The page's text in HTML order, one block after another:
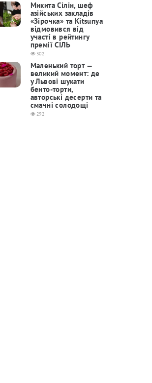
Микита Сілін, шеф
азійських закладів
«Зірочка» та Kitsunya
відмовився від
участі в рейтингу
премії СІЛЬ
302
Маленький торт —
великий момент: де
у Львові шукати
бенто-торти,
авторські десерти та
смачні солодощі
292